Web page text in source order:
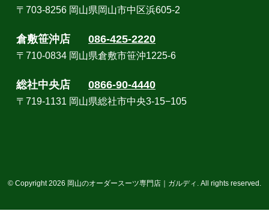
〒703-8256 岡山県岡山市中区浜605-2
倉敷笹沖店 086-425-2220
〒710-0834 岡山県倉敷市笹沖1225-6
総社中央店 0866-90-4440
〒719-1131 岡山県総社市中央3-15−105
© Copyright 2026 岡山のオーダースーツ専門店｜ガルディ. All rights reserved.